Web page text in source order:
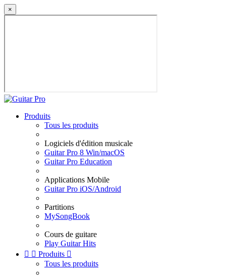
×
Produits
Tous les produits
Logiciels d'édition musicale
Guitar Pro 8 Win/macOS
Guitar Pro Education
Applications Mobile
Guitar Pro iOS/Android
Partitions
MySongBook
Cours de guitare
Play Guitar Hits
  Produits 
Tous les produits